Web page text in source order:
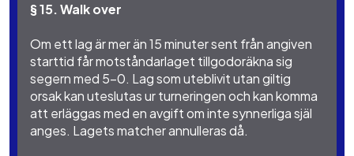
§ 15. Walk over
Om ett lag är mer än 15 minuter sent från angiven
starttid får motståndarlaget tillgodoräkna sig
segern med 5-0. Lag som uteblivit utan giltig
orsak kan uteslutas ur turneringen och kan komma
att erläggas med en avgift om inte synnerliga själ
anges. Lagets matcher annulleras då.